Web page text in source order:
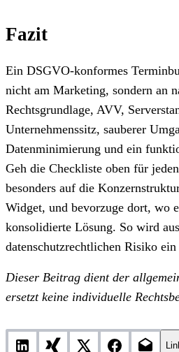
Fazit
Ein DSGVO-konformes
nicht am Marketing, sondern an
Rechtsgrundlage, AVV,
Unternehmenssitz, sauberer
Datenminimierung und ein
Geh die Checkliste oben für
besonders auf die
Widget, und bevorzuge dort, wo
konsolidierte Lösung. So wird
datenschutzrechtlichen Risiko
Dieser Beitrag dient der
ersetzt keine individuelle